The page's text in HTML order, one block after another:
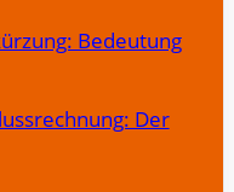
Bedeutung
Der